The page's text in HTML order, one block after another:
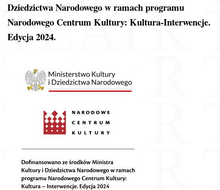
Dziedzictwa Narodowego w ramach programu
Narodowego Centrum Kultury: Kultura-Interwencje.
Edycja 2024.